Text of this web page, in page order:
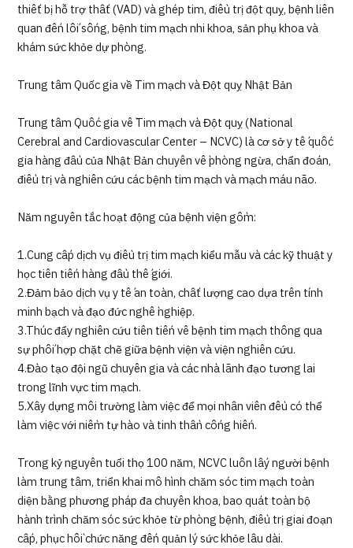
thiết bị hỗ trợ thất (VAD) và ghép tim, điều trị đột quỵ, bệnh liên
quan đến lối sống, bệnh tim mạch nhi khoa, sản phụ khoa và
khám sức khỏe dự phòng.
Trung tâm Quốc gia về Tim mạch và Đột quỵ Nhật Bản
Trung tâm Quốc gia về Tim mạch và Đột quỵ (National
Cerebral and Cardiovascular Center – NCVC) là cơ sở y tế quốc
gia hàng đầu của Nhật Bản chuyên về phòng ngừa, chẩn đoán,
điều trị và nghiên cứu các bệnh tim mạch và mạch máu não.
Năm nguyên tắc hoạt động của bệnh viện gồm:
1.Cung cấp dịch vụ điều trị tim mạch kiểu mẫu và các kỹ thuật y
học tiên tiến hàng đầu thế giới.
2.Đảm bảo dịch vụ y tế an toàn, chất lượng cao dựa trên tính
minh bạch và đạo đức nghề nghiệp.
3.Thúc đẩy nghiên cứu tiên tiến về bệnh tim mạch thông qua
sự phối hợp chặt chẽ giữa bệnh viện và viện nghiên cứu.
4.Đào tạo đội ngũ chuyên gia và các nhà lãnh đạo tương lai
trong lĩnh vực tim mạch.
5.Xây dựng môi trường làm việc để mọi nhân viên đều có thể
làm việc với niềm tự hào và tinh thần cống hiến.
Trong kỷ nguyên tuổi thọ 100 năm, NCVC luôn lấy người bệnh
làm trung tâm, triển khai mô hình chăm sóc tim mạch toàn
diện bằng phương pháp đa chuyên khoa, bao quát toàn bộ
hành trình chăm sóc sức khỏe từ phòng bệnh, điều trị giai đoạn
cấp, phục hồi chức năng đến quản lý sức khỏe lâu dài.